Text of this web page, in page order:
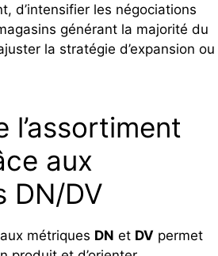
d’intensifier les négociations
générant la majorité du
la stratégie d’expansion ou
l’assortiment
aux
DN/DV
métriques DN et DV permet